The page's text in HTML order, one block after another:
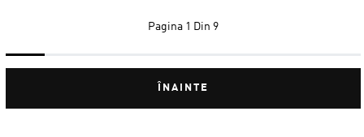
Pagina 1 Din 9
ÎNAINTE